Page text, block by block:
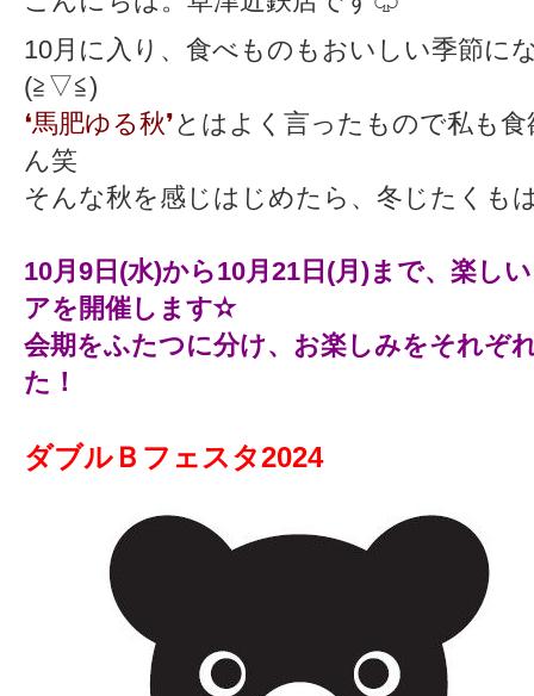
10月に入り、食べものもおいしい季節に
(⁠≧⁠▽⁠≦⁠)
❛馬肥ゆる秋❜とはよく言ったもので私も
ん笑
そんな秋を感じはじめたら、冬じたくも
10月9日(水)から10月21日(月)まで、楽し
アを開催します✫
会期をふたつに分け、お楽しみをそれぞ
た！
ダブルＢフェスタ2024